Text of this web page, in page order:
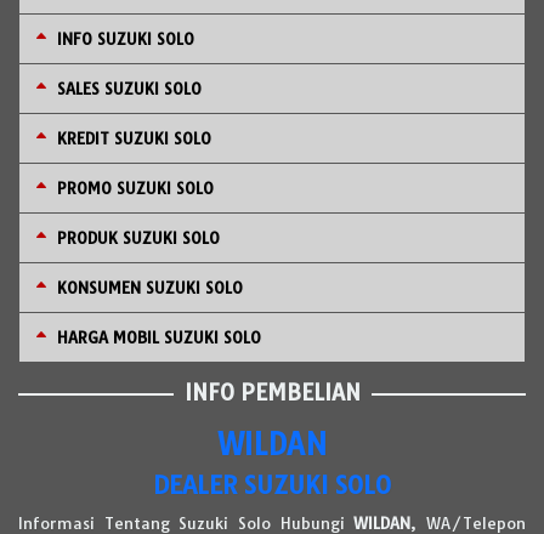
INFO SUZUKI SOLO
SALES SUZUKI SOLO
KREDIT SUZUKI SOLO
PROMO SUZUKI SOLO
PRODUK SUZUKI SOLO
KONSUMEN SUZUKI SOLO
HARGA MOBIL SUZUKI SOLO
INFO PEMBELIAN
WILDAN
DEALER SUZUKI SOLO
Informasi Tentang Suzuki Solo HubungiWILDAN, WA/Telepon